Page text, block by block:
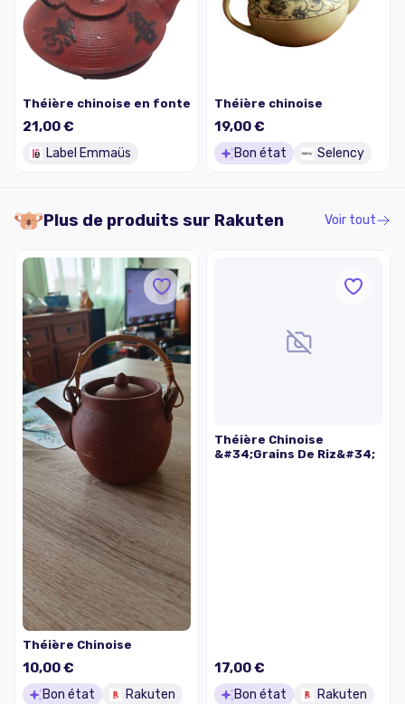
Théière chinoise en fonte
21,00 €
Label Emmaüs
Théière chinoise
19,00 €
Bon état Selency
Plus de produits sur Rakuten Voir tout
Théière Chinoise
10,00 €
Bon état Rakuten
Théière Chinoise
&#34;Grains De Riz&#34;
17,00 €
Bon état Rakuten